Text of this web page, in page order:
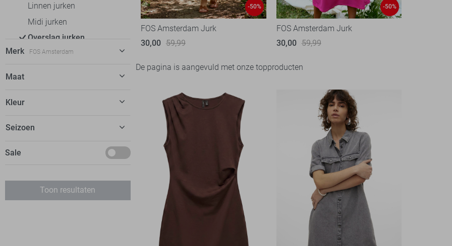
Linnen jurken
Midi jurken
Overslag jurken
Zomerjurken
Tops
Vesten
Jassen
Merk FOS Amsterdam
Fluresk 3
Jacqueline de Yong
Pieces
Vero Moda
Vila 19
Maat
M
XL
Kleur
Groen
Seizoen
Deals
Sale
Toon resultaten
-50%
FOS Amsterdam Jurk
30,00 59,99
-50%
FOS Amsterdam Jurk
30,00 59,99
De pagina is aangevuld met onze topproducten